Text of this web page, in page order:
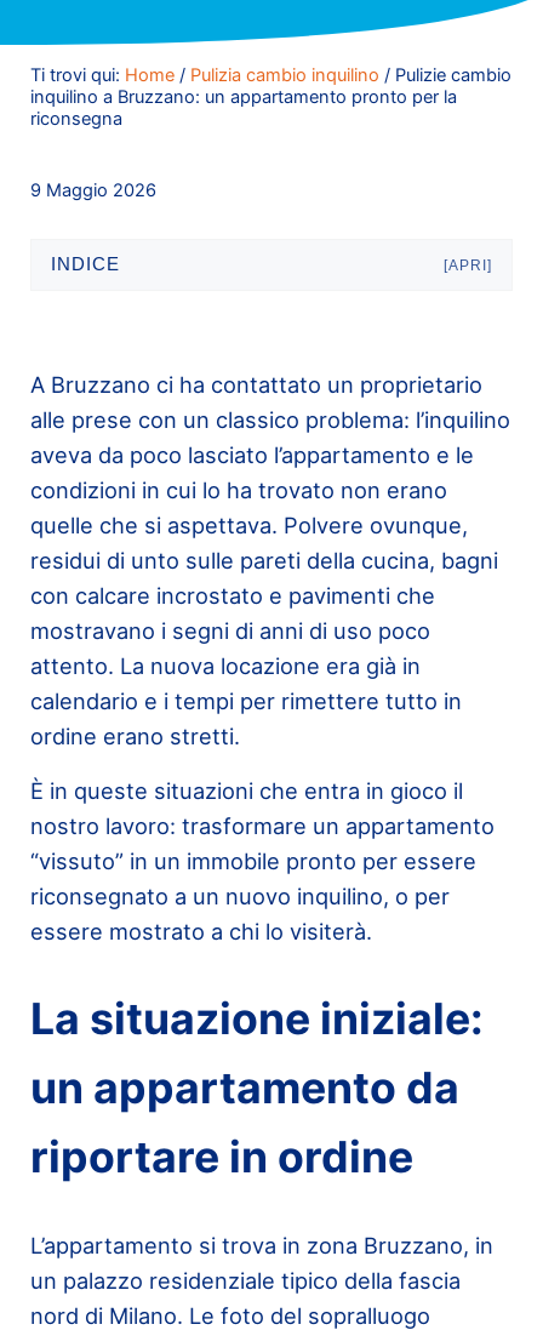
Ti trovi qui: Home / Pulizia cambio inquilino /Pulizie cambio
inquilino a Bruzzano: un appartamento pronto per la
riconsegna
9 Maggio 2026
INDICE [APRI]
A Bruzzano ci ha contattato un proprietario
alle prese con un classico problema: l’inquilino
aveva da poco lasciato l’appartamento e le
condizioni in cui lo ha trovato non erano
quelle che si aspettava. Polvere ovunque,
residui di unto sulle pareti della cucina, bagni
con calcare incrostato e pavimenti che
mostravano i segni di anni di uso poco
attento. La nuova locazione era già in
calendario e i tempi per rimettere tutto in
ordine erano stretti.
È in queste situazioni che entra in gioco il
nostro lavoro: trasformare un appartamento
“vissuto” in un immobile pronto per essere
riconsegnato a un nuovo inquilino, o per
essere mostrato a chi lo visiterà.
La situazione iniziale:
un appartamento da
riportare in ordine
L’appartamento si trova in zona Bruzzano, in
un palazzo residenziale tipico della fascia
nord di Milano. Le foto del sopralluogo